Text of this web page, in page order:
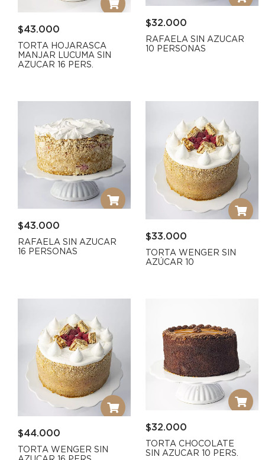
$43.000
TORTA HOJARASCA
MANJAR LUCUMA SIN
AZUCAR 16 PERS.
$32.000
RAFAELA SIN AZUCAR
10 PERSONAS
$43.000
RAFAELA SIN AZUCAR
16 PERSONAS
$33.000
TORTA WENGER SIN
AZÚCAR 10
$44.000
TORTA WENGER SIN
$32.000
TORTA CHOCOLATE
SIN AZUCAR 10 PERS.